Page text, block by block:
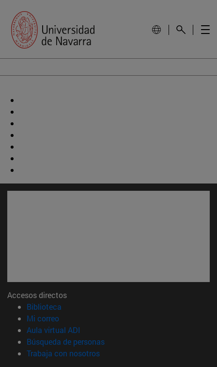
Accesos directos
Biblioteca
Mi correo(abre en nueva ventana)
Aula virtual ADI
Búsqueda de personas(abre en nueva ventana)
Trabaja con nosotros(abre en nueva ventana)